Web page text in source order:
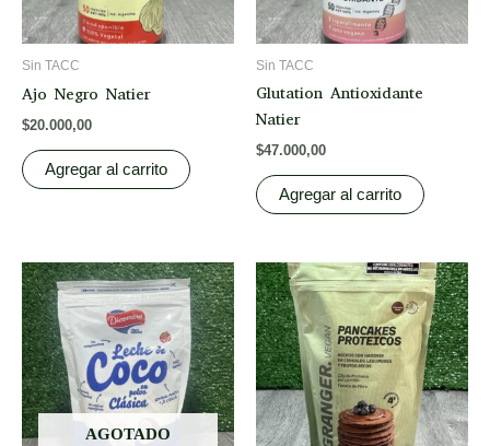
Sin TACC
Ajo Negro Natier
$20.000,00
Agregar al carrito
Sin TACC
Glutation Antioxidante
Natier
$47.000,00
Agregar al carrito
AGOTADO